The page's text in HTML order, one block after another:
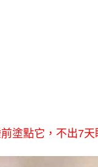
塗點它，不出7